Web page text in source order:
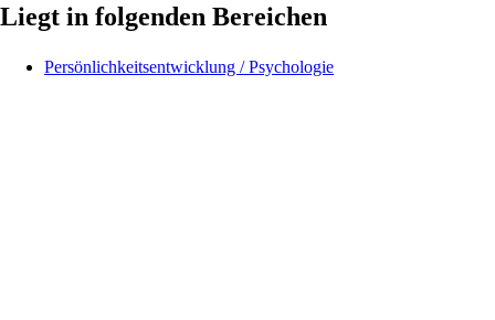
Liegt in folgenden Bereichen
Persönlichkeitsentwicklung / Psychologie